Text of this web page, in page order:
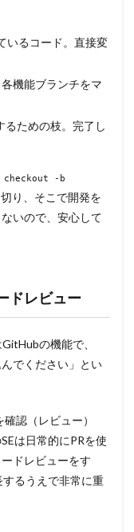
いるコード。直接変
機能ブランチをマ
るための枝。完了し
-b
り、そこで開発を
いので、安心して
ドレビュー
GitHubの機能で、
でください」とい
認（レビュー）
は日常的にPRを使
ドレビューをす
るうえで非常に重